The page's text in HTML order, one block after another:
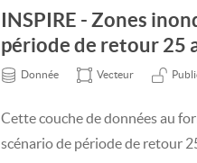
INSPIRE - Zones
période de retour 25
Donnée Vecteur
Cette couche de données au
scénario de période de retour